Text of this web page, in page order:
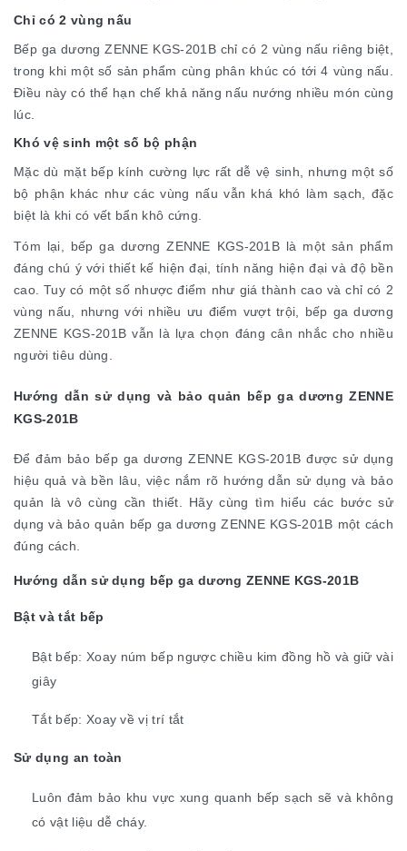
Chỉ có 2 vùng nấu
Bếp ga dương ZENNE KGS-201B chỉ có 2 vùng nấu riêng biệt,
trong khi một số sản phẩm cùng phân khúc có tới 4 vùng nấu.
Điều này có thể hạn chế khả năng nấu nướng nhiều món cùng
lúc.
Khó vệ sinh một số bộ phận
Mặc dù mặt bếp kính cường lực rất dễ vệ sinh, nhưng một số
bộ phận khác như các vùng nấu vẫn khá khó làm sạch, đặc
biệt là khi có vết bẩn khô cứng.
Tóm lại, bếp ga dương ZENNE KGS-201B là một sản phẩm
đáng chú ý với thiết kế hiện đại, tính năng hiện đại và độ bền
cao. Tuy có một số nhược điểm như giá thành cao và chỉ có 2
vùng nấu, nhưng với nhiều ưu điểm vượt trội, bếp ga dương
ZENNE KGS-201B vẫn là lựa chọn đáng cân nhắc cho nhiều
người tiêu dùng.
Hướng dẫn sử dụng và bảo quản bếp ga dương ZENNE
KGS-201B
Để đảm bảo bếp ga dương ZENNE KGS-201B được sử dụng
hiệu quả và bền lâu, việc nắm rõ hướng dẫn sử dụng và bảo
quản là vô cùng cần thiết. Hãy cùng tìm hiểu các bước sử
dụng và bảo quản bếp ga dương ZENNE KGS-201B một cách
đúng cách.
Hướng dẫn sử dụng bếp ga dương ZENNE KGS-201B
Bật và tắt bếp
Bật bếp: Xoay núm bếp ngược chiều kim đồng hồ và giữ vài
giây
Tắt bếp: Xoay về vị trí tắt
Sử dụng an toàn
Luôn đảm bảo khu vực xung quanh bếp sạch sẽ và không
có vật liệu dễ cháy.